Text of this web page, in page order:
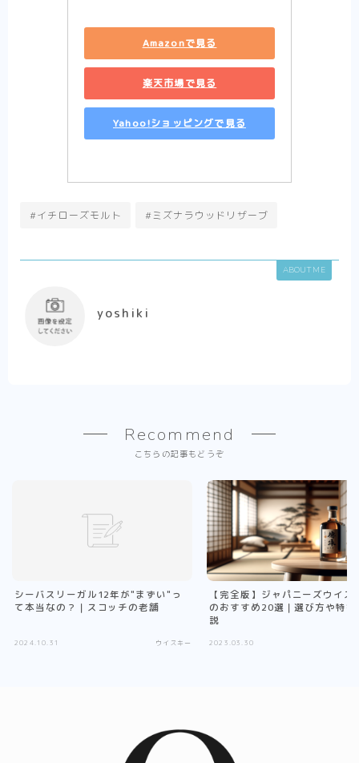
Amazonで見る
楽天市場で見る
Yahoo!ショッピングで見る
#イチローズモルト #ミズナラウッドリザーブ
ABOUT ME
yoshiki
Recommend
こちらの記事もどうぞ
シーバスリーガル12年が"まずい"っ
て本当なの？｜スコッチの老舗
2024.10.31 ウイスキー
【完全版】ジャパニーズウイス
のおすすめ20選｜選び方や特徴
説
2023.03.30